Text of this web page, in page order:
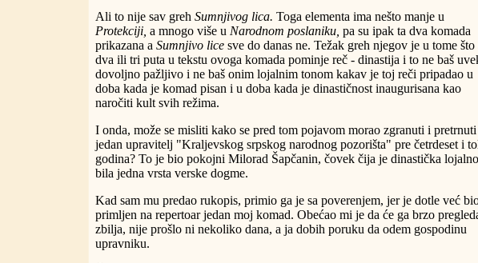
Ali to nije sav greh Sumnjivog lica. Toga elementa ima nešto manje u
Protekciji, a mnogo više u Narodnom poslaniku, pa su ipak ta dva komada
prikazana a Sumnjivo lice sve do danas ne. Težak greh njegov je u tome što
dva ili tri puta u tekstu ovoga komada pominje reč - dinastija i to ne baš
dovoljno pažljivo i ne baš onim lojalnim tonom kakav je toj reči pripadao u
doba kada je komad pisan i u doba kada je dinastičnost inaugurisana kao
naročiti kult svih režima.
I onda, može se misliti kako se pred tom pojavom morao zgranuti i pretrnuti
jedan upravitelj "Kraljevskog srpskog narodnog pozorišta" pre četrdeset i
godina? To je bio pokojni Milorad Šapčanin, čovek čija je dinastička
bila jedna vrsta verske dogme.
Kad sam mu predao rukopis, primio ga je sa poverenjem, jer je dotle već
primljen na repertoar jedan moj komad. Obećao mi je da će ga brzo
zbilja, nije prošlo ni nekoliko dana, a ja dobih poruku da odem gospodinu
upravniku.